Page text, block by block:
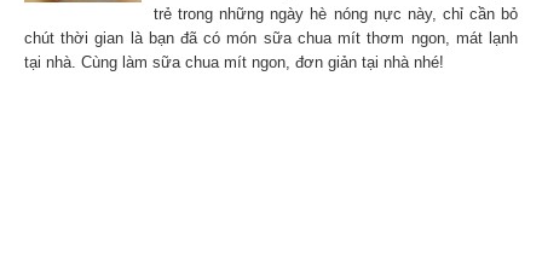
trẻ trong những ngày hè nóng nực này, chỉ cần bỏ
chút thời gian là bạn đã có món sữa chua mít thơm ngon, mát lạnh
tại nhà. Cùng làm sữa chua mít ngon, đơn giản tại nhà nhé!